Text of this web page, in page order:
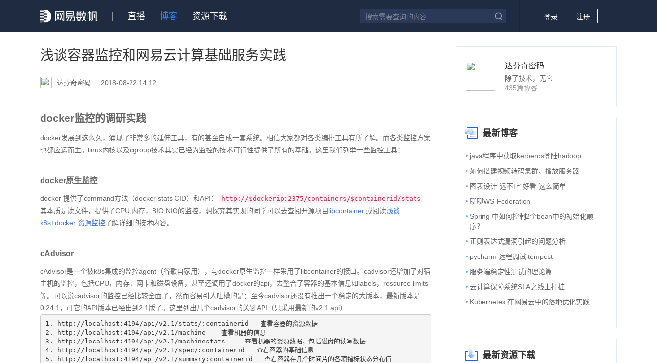
直播 博客 资源下载 登录 注册
达芬奇密码
除了技术，无它
435篇博客
最新博客
java程序中获取kerberos登陆hadoop
如何搭建视频转码集群、播放服务器
图表设计-远不止“好看”这么简单
聊聊WS-Federation
Spring 中如何控制2个bean中的初始化顺
序？
正则表达式漏洞引起的问题分析
pycharm 远程调试 tempest
服务端稳定性测试的理论篇
云计算保障系统SLA之线上打桩
Kubernetes 在网易云中的落地优化实践
最新资源下载
浅谈容器监控和网易云计算基础服务实践
达芬奇密码 2018-08-22 14:12
docker监控的调研实践
docker发展到这么久，涌现了非常多的延伸工具，有的甚至自成一套系统。相信大家都对各类编排工具有所了解。而各类监控方案
也都应运而生。linux内核以及cgroup技术其实已经为监控的技术可行性提供了所有的基础。这里我们列举一些监控工具：
docker原生监控
docker 提供了command方法（docker stats CID）和API： http://$dockerip:2375/containers/$containerid/stats
其本质是读文件，提供了CPU,内存，BIO,NIO的监控，想探究其实现的同学可以去查阅开源项目 libcontainer,或阅读浅谈
k8s+docker 资源监控了解详细的技术内容。
cAdvisor
cAdvisor是一个被k8s集成的监控agent（谷歌自家用），与docker原生监控一样采用了libcontainer的接口。cadvisor还增加了对宿
主机的监控，包括CPU，内存，网卡和磁盘设备，甚至还调用了docker的api，去整合了容器的基本信息如labels，resource limits
等。可以说cadvisor的监控已经比较全面了，然而容易引人吐槽的是：至今cadvisor还没有推出一个稳定的大版本，最新版本是
0.24.1，可它的API版本已经出到2.1版了。这里列出几个cadvisor的关键API（只采用最新的v2.1 api）:
1. http: //localhost:4194/api/v2.1/stats/:containerid   查看容器的资源数据
2.
http: //localhost:4194/api/v2.1/machine    查看机器的信息
3.
http: //localhost:4194/api/v2.1/machinestats     查看机器的资源数据，包括磁盘的读写数据
4.
http: //localhost:4194/api/v2.1/spec/:containerid   查看容器的基础信息
5.
http: //localhost:4194/api/v2.1/summary:containerid   查看容器在几个时间片的各项指标状态分布值